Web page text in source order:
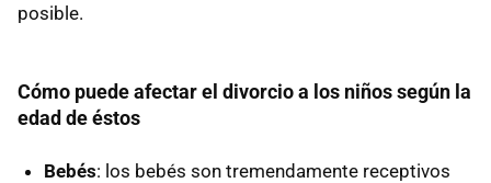
posible.
Cómo puede afectar el divorcio a los niños según la
edad de éstos
Bebés: los bebés son tremendamente receptivos